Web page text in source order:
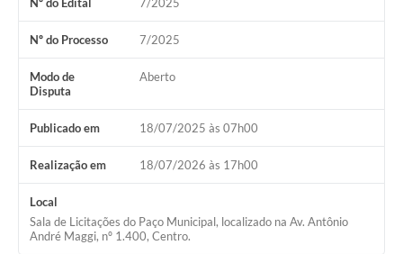
Nº do Processo 7/2025
Modo de
Disputa
Aberto
Publicado em 18/07/2025 às 07h00
Realização em 18/07/2026 às 17h00
Local
Sala de Licitações do Paço Municipal, localizado na Av. Antônio
André Maggi, nº 1.400, Centro.